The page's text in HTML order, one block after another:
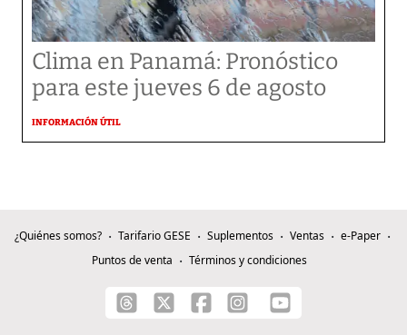
Clima en Panamá: Pronóstico
para este jueves 6 de agosto
INFORMACIÓN ÚTIL
¿Quiénes somos? Tarifario GESE Suplementos Ventas
e-Paper
Puntos de venta
Términos y condiciones